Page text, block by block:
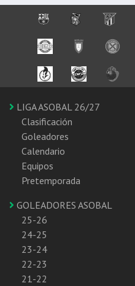
LIGA ASOBAL 26/27
Clasificación
Goleadores
Calendario
Equipos
Pretemporada
GOLEADORES ASOBAL
25-26
24-25
23-24
22-23
21-22